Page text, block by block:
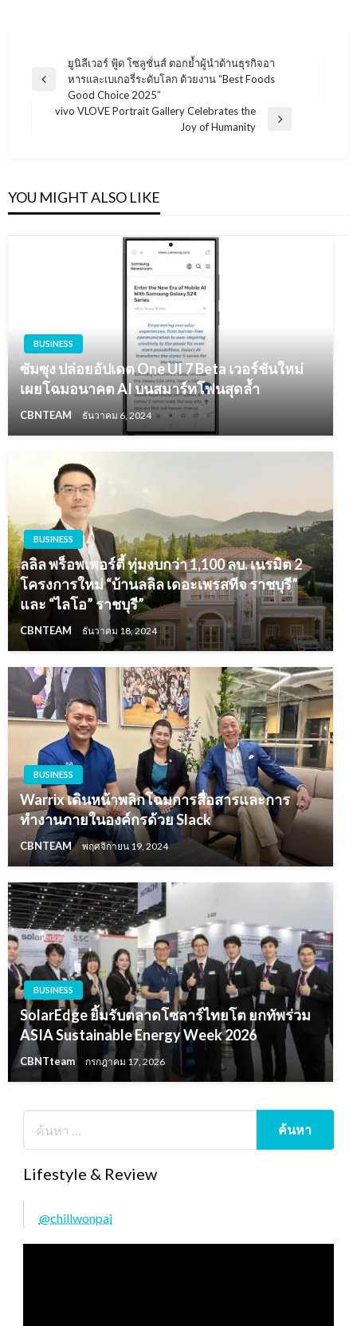
แนะแนว
เรื่อง
Previous
ยูนิลีเวอร์ ฟู้ด โซลูชั่นส์ ตอกย้ำผู้นำด้านธุรกิจอา
หารและเบเกอรี่ระดับโลก ด้วยงาน “Best Foods
Good Choice 2025”
vivo VLOVE Portrait Gallery Celebrates the
Joy of Humanity
YOU MIGHT ALSO LIKE
BUSINESS
ซัมซุง ปล่อยอัปเดต One UI 7 Beta เวอร์ชันใหม่
เผยโฉมอนาคต AI บนสมาร์ทโฟนสุดล้ำ
CBNTEAM ธันวาคม 6, 2024
BUSINESS
ลลิล พร็อพเพอร์ตี้ ทุ่มงบกว่า 1,100 ลบ. เนรมิต 2
โครงการใหม่ “บ้านลลิล เดอะเพรสทีจ ราชบุรี”
และ “ไลโอ” ราชบุรี”
CBNTEAM ธันวาคม 18, 2024
BUSINESS
Warrix เดินหน้าพลิกโฉมการสื่อสารและการ
ทำงานภายในองค์กรด้วย Slack
CBNTEAM พฤศจิกายน 19, 2024
BUSINESS
SolarEdge ยิ้มรับตลาดโซลาร์ไทยโต ยกทัพร่วม
ASIA Sustainable Energy Week 2026
CBNTteam กรกฎาคม 17, 2026
Lifestyle & Review
@chillwonpai